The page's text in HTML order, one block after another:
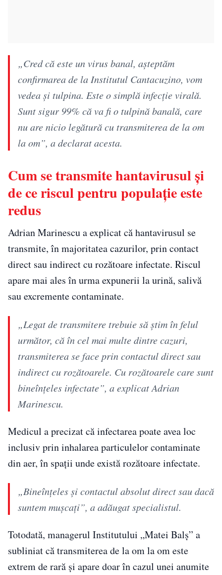
„Cred că este un virus banal, așteptăm
confirmarea de la Institutul Cantacuzino, vom
vedea și tulpina. Este o simplă infecție virală.
Sunt sigur 99% că va fi o tulpină banală, care
nu are nicio legătură cu transmiterea de la om
la om”, a declarat acesta.
Cum se transmite hantavirusul și
de ce riscul pentru populație este
redus
Adrian Marinescu a explicat că hantavirusul se
transmite, în majoritatea cazurilor, prin contact
direct sau indirect cu rozătoare infectate. Riscul
apare mai ales în urma expunerii la urină, salivă
sau excremente contaminate.
„Legat de transmitere trebuie să știm în felul
următor, că în cel mai multe dintre cazuri,
transmiterea se face prin contactul direct sau
indirect cu rozătoarele. Cu rozătoarele care sunt
bineînțeles infectate”, a explicat Adrian
Marinescu.
Medicul a precizat că infectarea poate avea loc
inclusiv prin inhalarea particulelor contaminate
din aer, în spații unde există rozătoare infectate.
„Bineînțeles și contactul absolut direct sau dacă
suntem mușcați”, a adăugat specialistul.
Totodată, managerul Institutului „Matei Balș” a
subliniat că transmiterea de la om la om este
extrem de rară și apare doar în cazul unei anumite